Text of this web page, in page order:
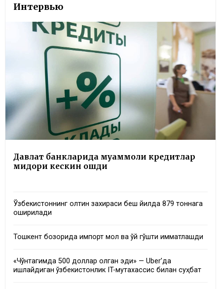
Интервью
Давлат банкларида муаммоли кредитлар
миқдори кескин ошди
Ўзбекистоннинг олтин захираси беш йилда 879 тоннага
оширилади
Тошкент бозорида импорт мол ва қўй гўшти қимматлашди
«Чўнтагимда 500 доллар қолган эди» — Uber’да
ишлайдиган ўзбекистонлик IT-мутахассис билан суҳбат